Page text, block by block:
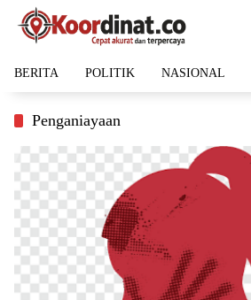
Langsung
BERITA POLITIK NASIONAL
Penganiayaan